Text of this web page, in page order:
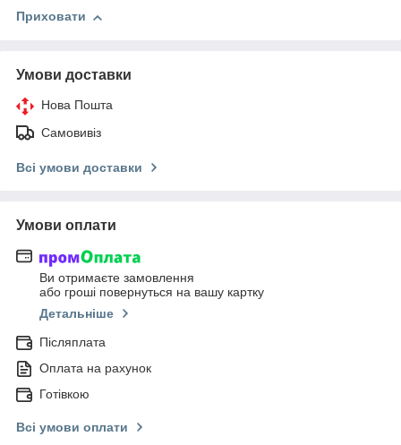
Приховати
Умови доставки
Нова Пошта
Самовивіз
Всі умови доставки
Умови оплати
Ви отримаєте замовлення
або гроші повернуться на вашу картку
Детальніше
Післяплата
Оплата на рахунок
Готівкою
Всі умови оплати